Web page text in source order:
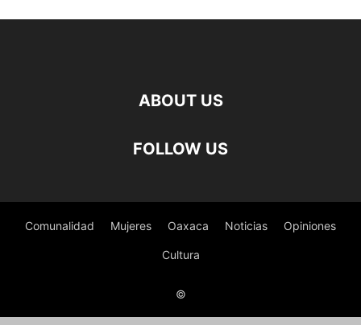
ABOUT US
FOLLOW US
Comunalidad Mujeres Oaxaca Noticias Opiniones
Cultura
©